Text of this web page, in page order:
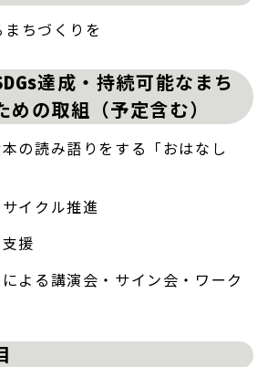
まちづくりを
達成・持続可能なまち
めの取組（予定含む）
の読み語りをする「おはなし
イクル推進
援
よる講演会・サイン会・ワーク